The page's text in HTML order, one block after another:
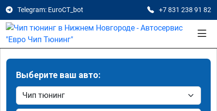
Telegram: EuroCT_bot +7 831 238 91 82
Выберите ваш авто: